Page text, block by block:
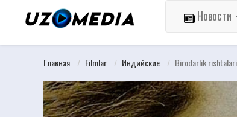
Новости
Главная Filmlar Индийские Birodarlik